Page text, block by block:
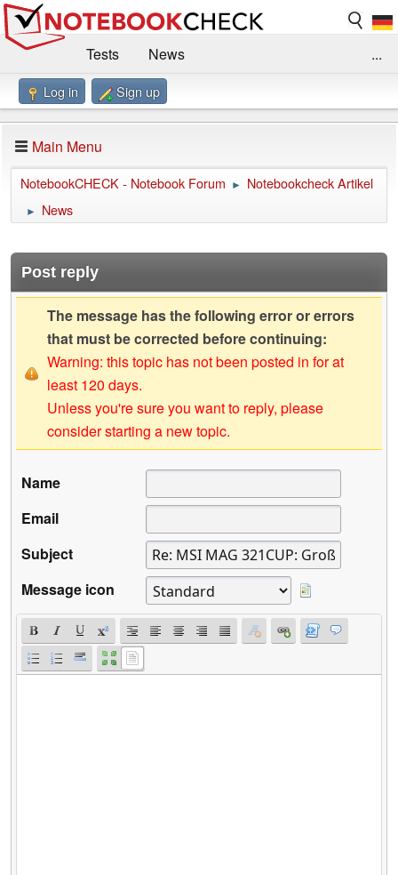
Tests
News
Benchmarks / Technik
Forum
Impressum
...
Log in Sign up
Main Menu
NotebookCHECK - Notebook Forum ► Notebookcheck Artikel
► News
Post reply
The message has the following error or errors
that must be corrected before continuing:
Warning: this topic has not been posted in for at
least 120 days.
Unless you're sure you want to reply, please
consider starting a new topic.
Name
Email
Subject
Message icon